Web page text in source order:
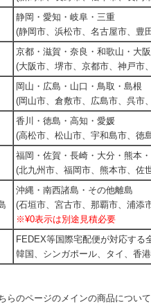
静岡・愛知・岐阜・三重
(静岡市、浜松市、名古屋市、豊
京都・滋賀・奈良・和歌山・大
(大阪市、堺市、京都市、神戸市
岡山・広島・山口・鳥取・島根
(岡山市、倉敷市、広島市、呉市
香川・徳島・高知・愛媛
(高松市、松山市、宇和島市、徳
福岡・佐賀・長崎・大分・熊本
(北九州市、福岡市、熊本市、佐
沖縄・南西諸島・その他離島
(石垣市、宮古市、那覇市、浦添
※¥0表示は別途見積必要
FEDEX等国際宅配便が対応す
韓国、シンガポール、タイ、香
らのページのメインの商品につい